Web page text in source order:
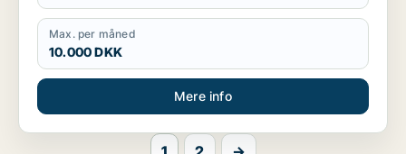
Max. per måned
10.000 DKK
Mere info